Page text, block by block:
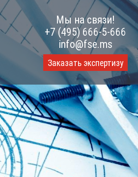
Мы на связи!
+7 (495) 666-5-666
info@fse.ms
Заказать экспертизу